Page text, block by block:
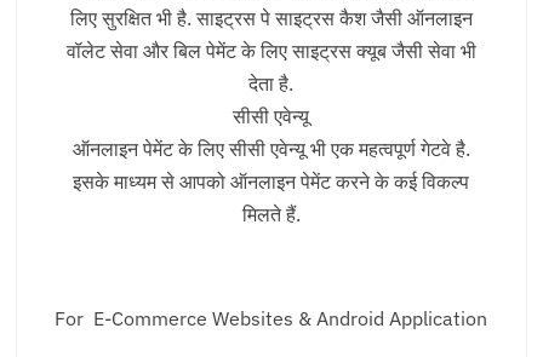
लिए सुरक्षित भी है. साइट्रस पे साइट्रस कैश जैसी ऑनलाइन
वॉलेट सेवा और बिल पेमेंट के लिए साइट्रस क्यूब जैसी सेवा भी
देता है.
सीसी एवेन्यू
ऑनलाइन पेमेंट के लिए सीसी एवेन्यू भी एक महत्वपूर्ण गेटवे है.
इसके माध्यम से आपको ऑनलाइन पेमेंट करने के कई विकल्प
मिलते हैं.
For E-Commerce Websites & Android Application